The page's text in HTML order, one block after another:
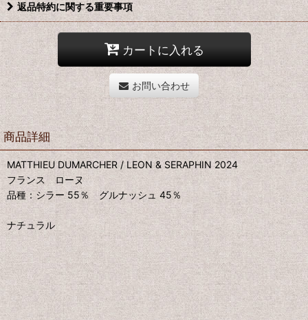
返品特約に関する重要事項
カートに入れる
お問い合わせ
商品詳細
MATTHIEU DUMARCHER / LEON & SERAPHIN 2024
フランス ローヌ
品種：シラー 55％ グルナッシュ 45％
ナチュラル